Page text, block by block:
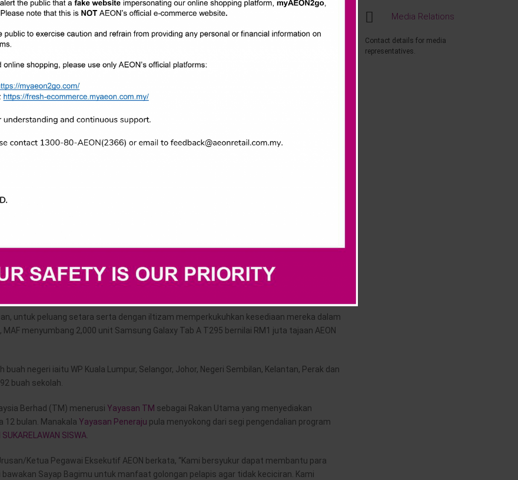
Sayap Bagimu, kelolaan Yayasan AEON
2021 oleh YB Datuk Dr. Mohd
Kementerian Pendidikan Malaysia
sokongan kepada golongan yang memerlukan dalam berhadapan dengan
Pendidikan, Khidmat Masyarakat, Perkembangan Sahsiah & Komunikasi
untuk peluang setara serta dengan iltizam memperkukuhkan kesediaan mereka dalam
menyumbang 2,000 unit Samsung Galaxy Tab A T295 bernilai RM1 juta tajaan AEON
negeri iaitu WP Kuala Lumpur, Selangor, Johor, Negeri Sembilan, Kelantan, Perak dan
buah sekolah.
Berhad (TM) menerusi Yayasan TM sebagai Rakan Utama yang menyediakan
bulan. Manakala Yayasan Peneraju pula menyokong dari segi pengendalian program
SUKARELAWAN SISWA.
Ketua Pegawai Eksekutif AEON berkata, “Kami bersyukur dapat membantu para
Sayap Bagimu untuk manfaat golongan pelapis agar tidak keciciran. Kami
Media Relations
Contact details for media
representatives.